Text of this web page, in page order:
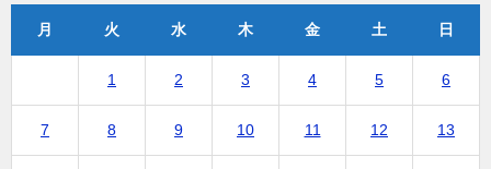
月 火 水 木 金 土 日
1 2 3 4 5 6
7 8 9 10 11 12 13